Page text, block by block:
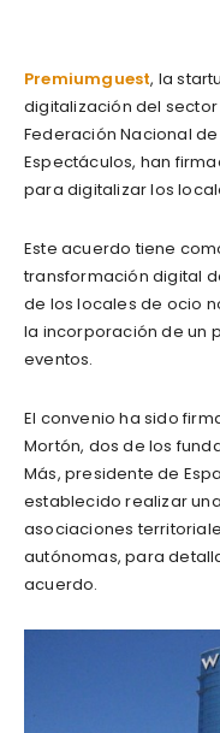
Premiumguest, la
digitalización del
Federación Nacional
Espectáculos, han
para digitalizar los
Este acuerdo tiene
transformación digital
de los locales de ocio
la incorporación de un
eventos.
El convenio ha sido
Mortón, dos de los
Más, presidente de
establecido realizar
asociaciones
autónomas, para
acuerdo.